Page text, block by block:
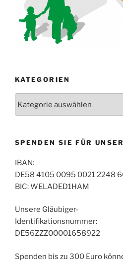
KATEGORIEN
SPENDEN SIE FÜR
IBAN:
DE58 4105 0095 0021 2248
BIC: WELADED1HAM
Unsere Gläubiger-
Identifikationsnummer:
DE56ZZZ00001658922
Spenden bis zu 300 Euro